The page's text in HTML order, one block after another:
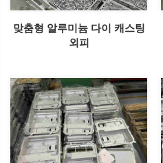
맞춤형 알루미늄 다이 캐스팅
외피